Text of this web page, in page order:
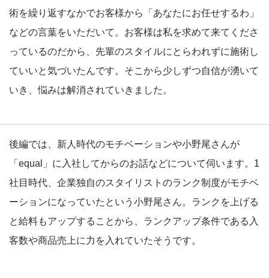
術を繰り返すなかでお客様から「あなたにお任せするわ」
などの言葉をいただいて。お客様は私を求めて来てくださ
っているのだから、先輩のスタイルにとらわれずに施術し
ていいと気づいたんです。そこから少しずつ自信が湧いて
いき、悩みは解消されていきました。
後編では、新人時代のモチベーションや小野尾さんが
「equal」に入社してからのお話などについて伺います。1
社目時代、企業独自のスタイリストのランク制度がモチベ
ーションになっていたという小野尾さん。ランクを上げる
と給料もアップすることから、ランクアップ条件である入
客数や商品売上に力を入れていたそうです。